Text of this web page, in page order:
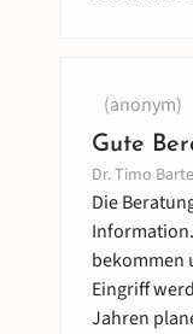
(anonym)
Gute
Dr. Timo
Die
bekommen
Eingriff
Jahren